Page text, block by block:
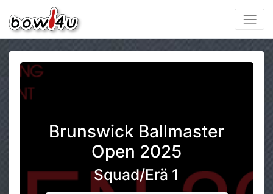
Brunswick Ballmaster
Open 2025
Squad/Erä 1